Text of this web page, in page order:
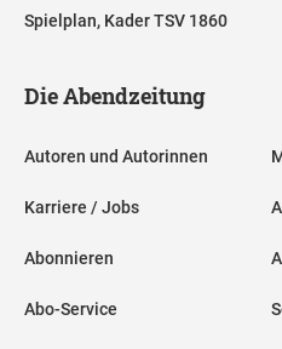
Spielplan, Kader TSV 1860
Die Abendzeitung
Autoren und Autorinnen
Karriere / Jobs
Abonnieren
Abo-Service